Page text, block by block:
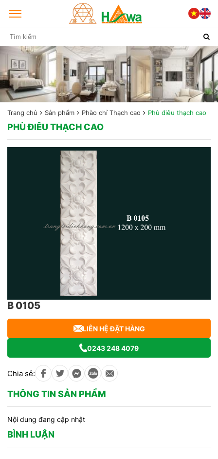
Trang chủ Sản phẩm Phào chỉ Thạch cao Phù điêu thạch cao
PHÙ ĐIÊU THẠCH CAO
B 0105
LIÊN HỆ ĐẶT HÀNG
0243 248 4079
Chia sẻ:
THÔNG TIN SẢN PHẨM
Nội dung đang cập nhật
BÌNH LUẬN